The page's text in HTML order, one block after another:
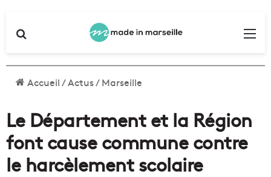
Accueil/Actus/Marseille
Le Département et la Région
font cause commune contre
le harcèlement scolaire